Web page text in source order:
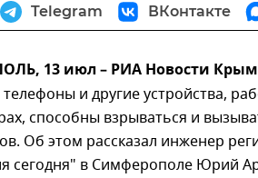
Telegram ВКонтакте
13 июл – РИА Новости
и другие устройства,
способны взрываться и
Об этом рассказал инженер
сегодня" в Симферополе Юрий